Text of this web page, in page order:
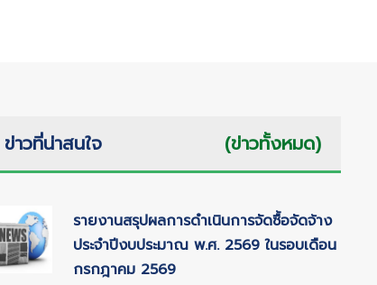
ข่าวที่น่าสนใจ (ข่าวทั้งหมด)
รายงานสรุปผลการดำเนินการจัดซื้อจัดจ้าง
ประจำปีงบประมาณ พ.ศ. 2569 ในรอบเดือน
กรกฎาคม 2569